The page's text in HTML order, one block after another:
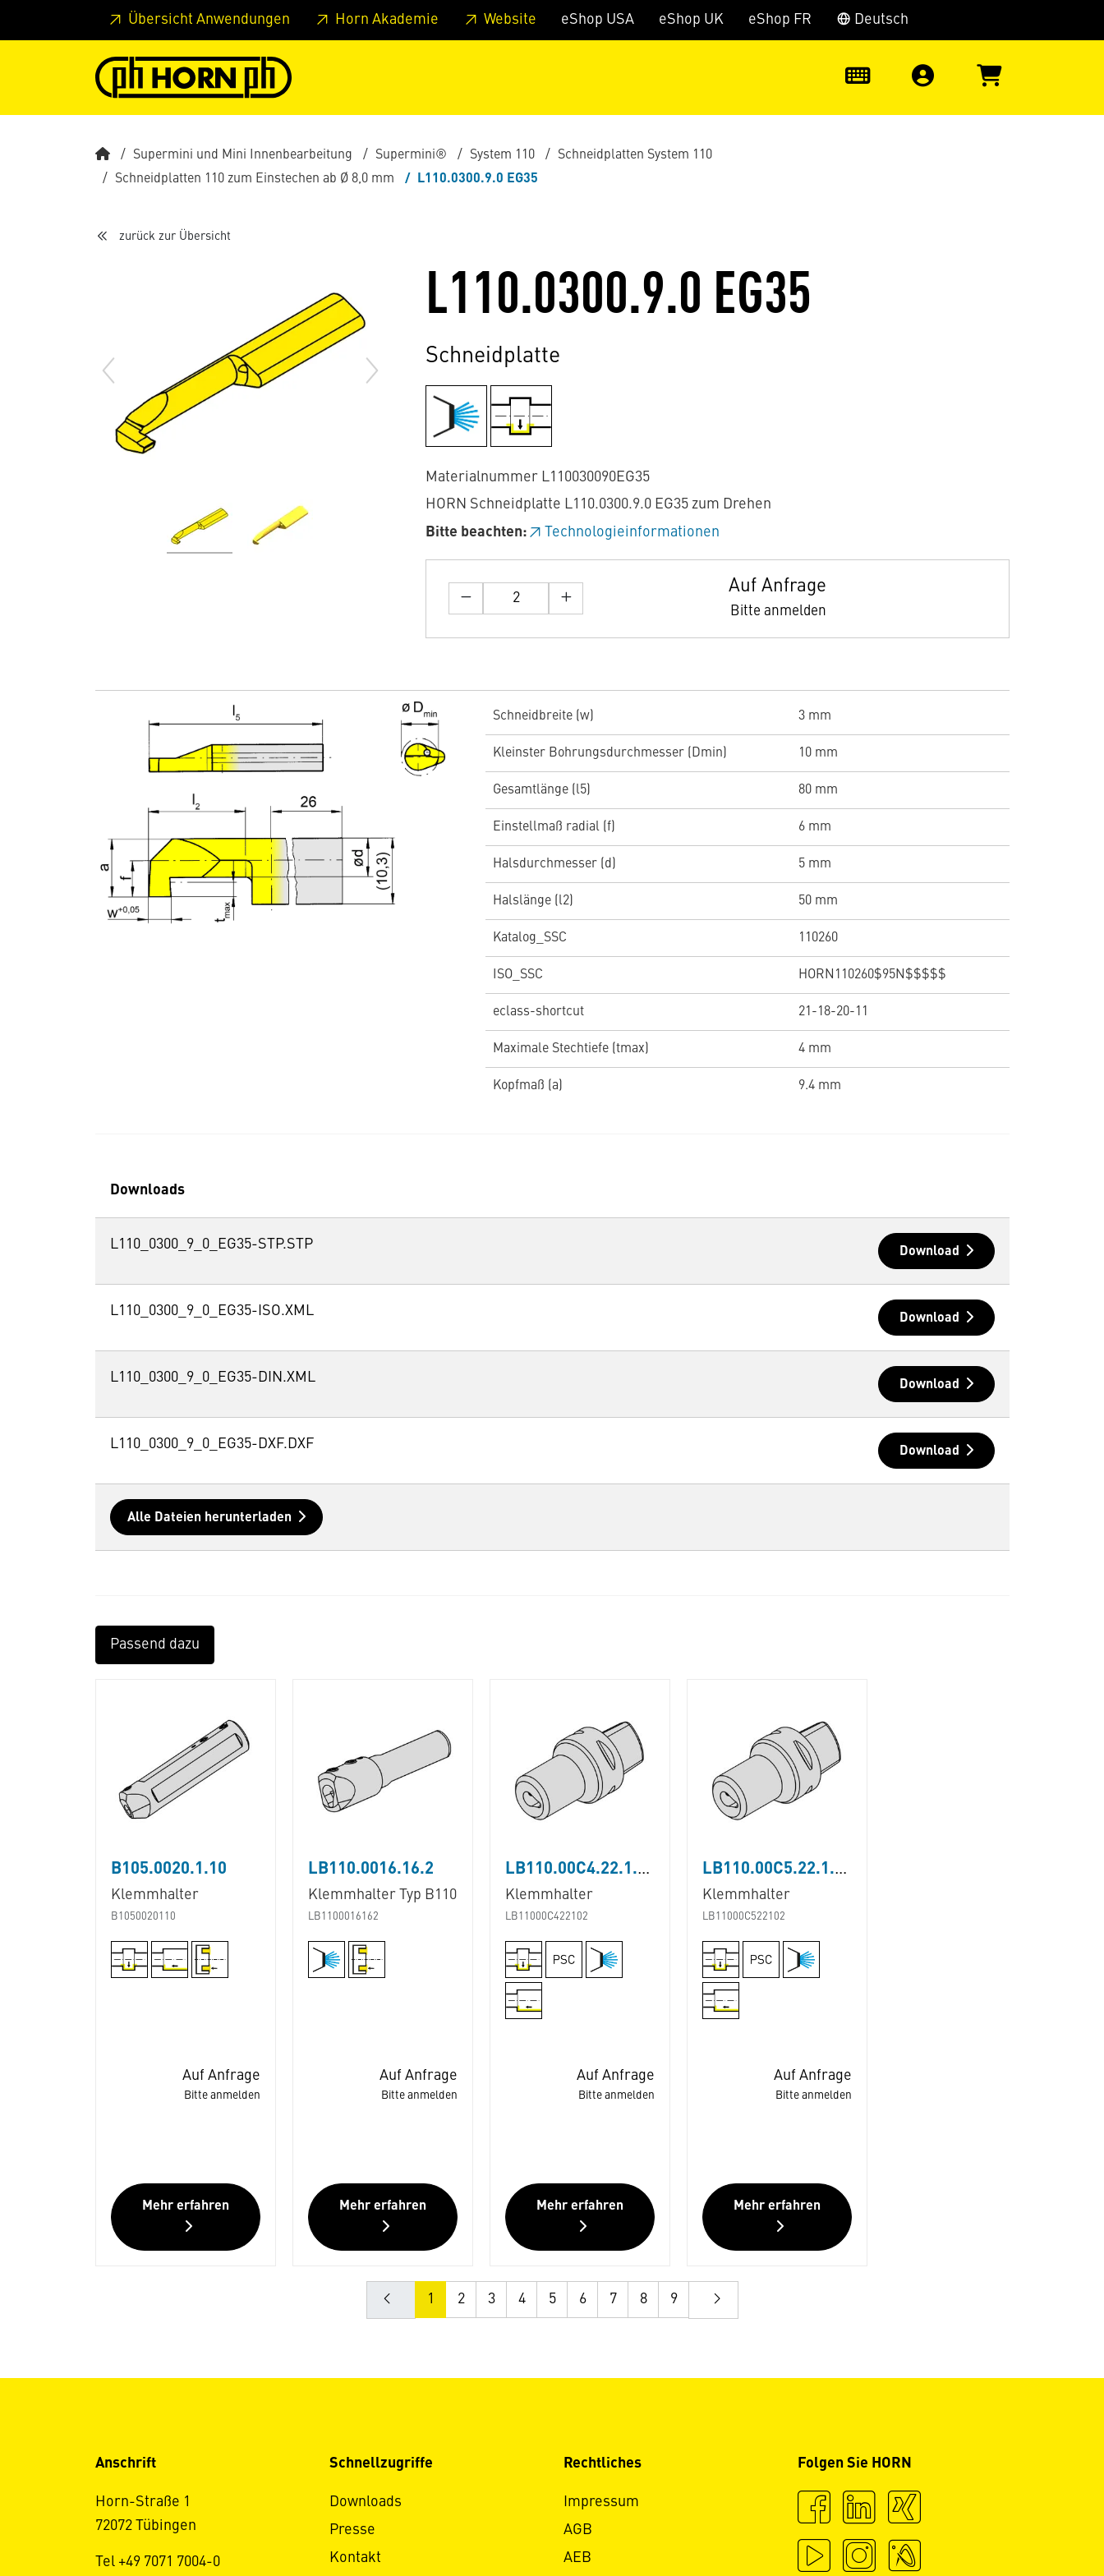
Springe zu Hauptinhalt Springe zum Header Springe zum Footer Springe zum Hauptmenu Springe zur Suche
Übersicht Anwendungen Horn Akademie Website eShop USA eShop UK eShop FR Deutsch
Supermini und Mini Innenbearbeitung Supermini® System 110
Schneidplatten System 110
Schneidplatten 110 zum Einstechen ab Ø 8,0 mm
L110.0300.9.0 EG35
zurück zur Übersicht
L110.0300.9.0 EG35
Schneidplatte
Materialnummer L110030090EG35
HORN Schneidplatte L110.0300.9.0 EG35 zum Drehen
Bitte beachten:
Technologieinformationen
Auf Anfrage
Bitte anmelden
Schneidbreite (w) 3 mm
Kleinster Bohrungsdurchmesser (Dmin) 10 mm
Gesamtlänge (l5) 80 mm
Einstellmaß radial (f) 6 mm
Halsdurchmesser (d) 5 mm
Halslänge (l2) 50 mm
Katalog_SSC 110260
ISO_SSC HORN110260$95N$$$$$
eclass-shortcut 21-18-20-11
Maximale Stechtiefe (tmax) 4 mm
Kopfmaß (a) 9.4 mm
Downloads
L110_0300_9_0_EG35-STP.STP Download
L110_0300_9_0_EG35-ISO.XML Download
L110_0300_9_0_EG35-DIN.XML Download
L110_0300_9_0_EG35-DXF.DXF Download
Alle Dateien herunterladen
Passend dazu
B105.0020.1.10
Klemmhalter
B1050020110
Auf Anfrage
Bitte anmelden
Mehr erfahren
LB110.0016.16.2
Klemmhalter Typ B110
LB1100016162
Auf Anfrage
Bitte anmelden
Mehr erfahren
LB110.00C4.22.1.02
Klemmhalter
LB11000C422102
Auf Anfrage
Bitte anmelden
Mehr erfahren
LB110.00C5.22.1.02
Klemmhalter
LB11000C522102
Auf Anfrage
Bitte anmelden
Mehr erfahren
1 2 3 4 5 6 7 8 9
Anschrift
Horn-Straße 1
72072 Tübingen
Tel +49 7071 7004-0
Schnellzugriffe
Downloads
Presse
Kontakt
Rechtliches
Impressum
AGB
AEB
Folgen Sie HORN